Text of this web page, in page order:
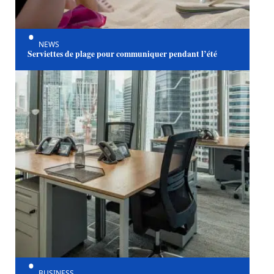
NEWS
Serviettes de plage pour communiquer pendant l’été